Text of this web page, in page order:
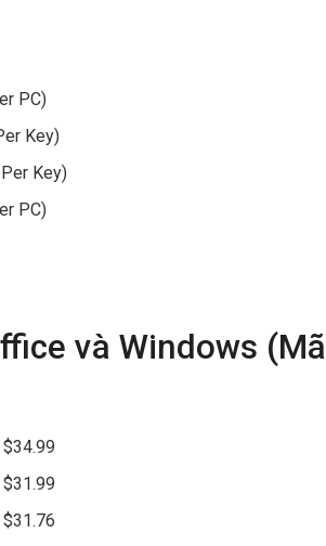
PC)
Key)
Key)
PC)
và Windows (Mã